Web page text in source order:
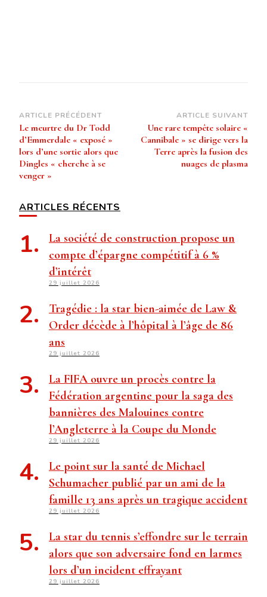
Navigation
d’article
ARTICLE PRÉCÉDENT
Le meurtre du Dr Todd
d’Emmerdale « exposé »
lors d’une sortie alors que
Dingles « cherche à se
venger »
ARTICLE SUIVANT
Une rare tempête solaire «
Cannibale » se dirige vers la
Terre après la fusion des
nuages ​​​​de plasma
ARTICLES RÉCENTS
La société de construction propose un
compte d’épargne compétitif à 6 %
d’intérêt
29 juillet 2026
Tragédie : la star bien-aimée de Law &
Order décède à l’hôpital à l’âge de 86
ans
29 juillet 2026
La FIFA ouvre un procès contre la
Fédération argentine pour la saga des
bannières des Malouines contre
l’Angleterre à la Coupe du Monde
29 juillet 2026
Le point sur la santé de Michael
Schumacher publié par un ami de la
famille 13 ans après un tragique accident
29 juillet 2026
La star du tennis s’effondre sur le terrain
alors que son adversaire fond en larmes
lors d’un incident effrayant
29 juillet 2026